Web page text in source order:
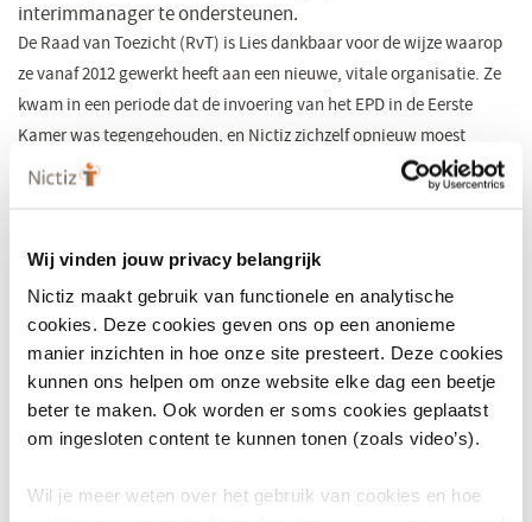
Wij vinden jouw privacy belangrijk
Nictiz maakt gebruik van functionele en analytische
cookies. Deze cookies geven ons op een anonieme
manier inzichten in hoe onze site presteert. Deze cookies
kunnen ons helpen om onze website elke dag een beetje
beter te maken. Ook worden er soms cookies geplaatst
om ingesloten content te kunnen tonen (zoals video’s).
Wil je meer weten over het gebruik van cookies en hoe
interimmanager te ondersteunen.
De Raad van Toezicht (RvT) is Lies dankbaar voor de wijze waarop
ze vanaf 2012 gewerkt heeft aan een nieuwe, vitale organisatie. Ze
kwam in een periode dat de invoering van het EPD in de Eerste
Kamer was tegengehouden, en Nictiz zichzelf opnieuw moest
uitvinden. Dat is voortvarend en krachtig gebeurd.
Nictiz heeft de laatste tijd gewerkt aan de herijking van de strategie
en dat heeft – in goed overleg met VWS – geleid tot een
aanscherping van onze werkwijze en positionering. 'Nu Nictiz een
nieuwe fase ingaat, vind ik dat het na zeven jaar tijd is voor een
volgende bestuurder om deze fase inhoud te geven, en voor een
volgende stap in mijn eigen carrière.'
De RvT zal een interim manager aanstellen, met wie gekeken wordt
hoe de definitieve organisatiestructuur er uit komt te zien.